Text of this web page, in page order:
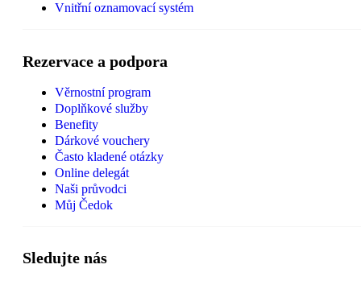
Vnitřní oznamovací systém
Rezervace a podpora
Věrnostní program
Doplňkové služby
Benefity
Dárkové vouchery
Často kladené otázky
Online delegát
Naši průvodci
Můj Čedok
Sledujte nás